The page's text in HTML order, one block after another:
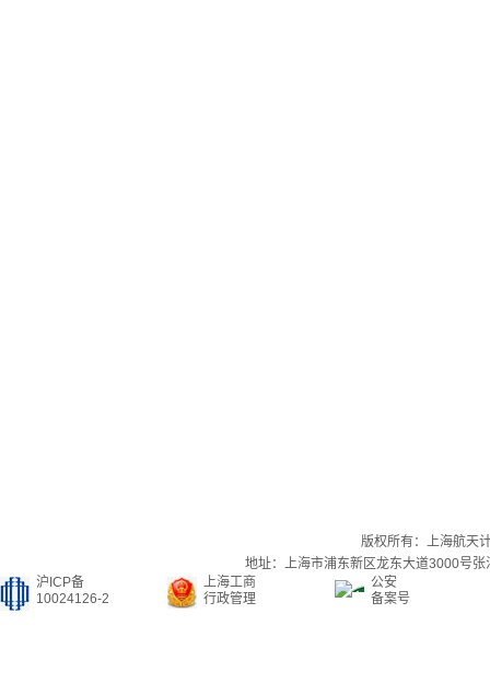
版权所有：上海航天
地址：上海市浦东新区龙东大道3000号
沪ICP备
10024126-2
上海工商
行政管理
公安
备案号